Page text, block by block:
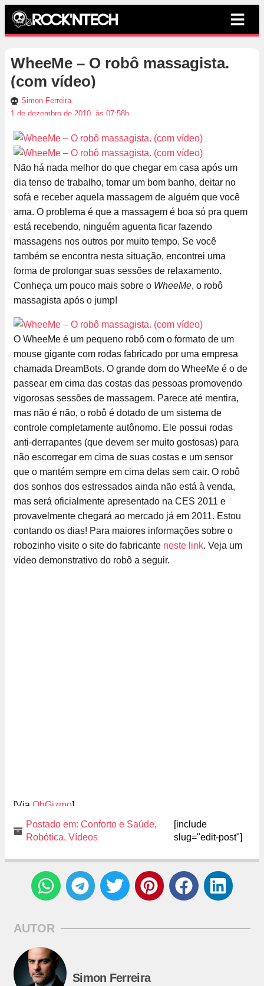
WheeMe – O robô massagista.
(com vídeo)
Simon Ferreira
1 de dezembro de 2010, às 07:58h
Não há nada melhor do que chegar em casa após um
dia tenso de trabalho, tomar um bom banho, deitar no
sofá e receber aquela massagem de alguém que você
ama. O problema é que a massagem é boa só pra quem
está recebendo, ninguém aguenta ficar fazendo
massagens nos outros por muito tempo. Se você
também se encontra nesta situação, encontrei uma
forma de prolongar suas sessões de relaxamento.
Conheça um pouco mais sobre o WheeMe, o robô
massagista após o jump!
O WheeMe é um pequeno robô com o formato de um
mouse gigante com rodas fabricado por uma empresa
chamada DreamBots. O grande dom do WheeMe é o de
passear em cima das costas das pessoas promovendo
vigorosas sessões de massagem. Parece até mentira,
mas não é não, o robô é dotado de um sistema de
controle completamente autônomo. Ele possui rodas
anti-derrapantes (que devem ser muito gostosas) para
não escorregar em cima de suas costas e um sensor
que o mantém sempre em cima delas sem cair. O robô
dos sonhos dos estressados ainda não está à venda,
mas será oficialmente apresentado na CES 2011 e
provavelmente chegará ao mercado já em 2011. Estou
contando os dias! Para maiores informações sobre o
robozinho visite o site do fabricante neste link. Veja um
vídeo demonstrativo do robô a seguir.
[Via OhGizmo]
Postado em: Conforto e Saúde,
Robótica, Vídeos
[include
slug="edit-post"]
AUTOR
Simon Ferreira